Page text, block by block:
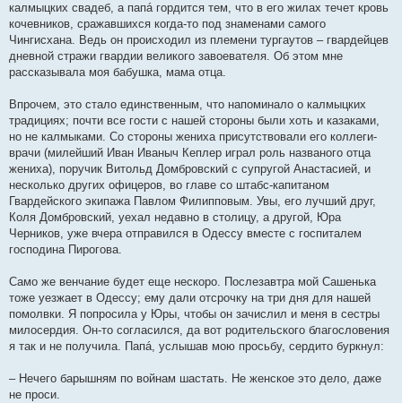
калмыцких свадеб, а папá гордится тем, что в его жилах течет кровь
кочевников, сражавшихся когда-то под знаменами самого
Чингисхана. Ведь он происходил из племени тургаутов – гвардейцев
дневной стражи гвардии великого завоевателя. Об этом мне
рассказывала моя бабушка, мама отца.
Впрочем, это стало единственным, что напоминало о калмыцких
традициях; почти все гости с нашей стороны были хоть и казаками,
но не калмыками. Со стороны жениха присутствовали его коллеги-
врачи (милейший Иван Иваныч Кеплер играл роль названого отца
жениха), поручик Витольд Домбровский с супругой Анастасией, и
несколько других офицеров, во главе со штабс-капитаном
Гвардейского экипажа Павлом Филипповым. Увы, его лучший друг,
Коля Домбровский, уехал недавно в столицу, а другой, Юра
Черников, уже вчера отправился в Одессу вместе с госпиталем
господина Пирогова.
Само же венчание будет еще нескоро. Послезавтра мой Сашенька
тоже уезжает в Одессу; ему дали отсрочку на три дня для нашей
помолвки. Я попросила у Юры, чтобы он зачислил и меня в сестры
милосердия. Он-то согласился, да вот родительского благословения
я так и не получила. Папá, услышав мою просьбу, сердито буркнул:
– Нечего барышням по войнам шастать. Не женское это дело, даже
не проси.